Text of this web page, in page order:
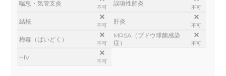
喘息・気管支炎
不可
誤嚥性肺炎
不可
結核
不可
肝炎
不可
梅毒（ばいどく）
不可
MRSA（ブドウ球菌感染
症）
不可
HIV
不可